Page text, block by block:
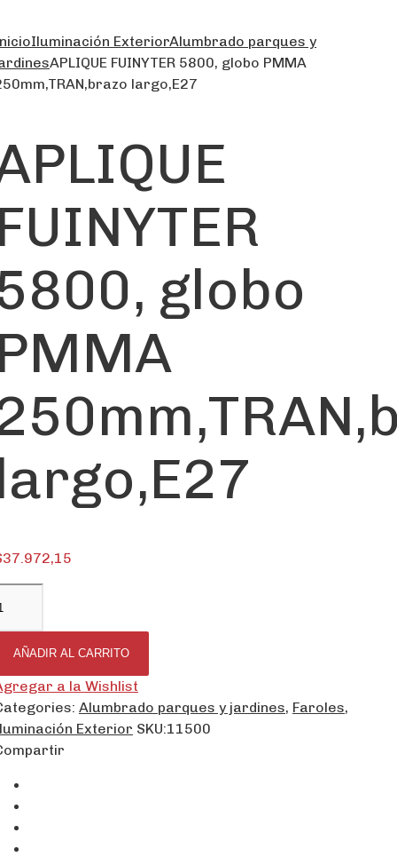
Iluminación ExteriorAlumbrado parques y
APLIQUE FUINYTER 5800, globo PMMA
largo,E27
globo
37.972,15
AÑADIR AL CARRITO
a la Wishlist
Alumbrado parques y jardines, Faroles,
Exterior SKU:11500